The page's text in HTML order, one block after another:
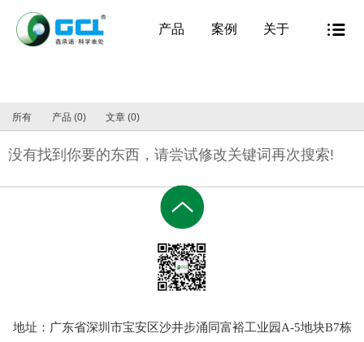
产品 案例 关于
所有 产品 (0) 文章 (0)
没有找到你要的东西，请尝试修改关键词再次搜索!
地址：广东省深圳市宝安区沙井步涌同富裕工业园A-5地块B7栋